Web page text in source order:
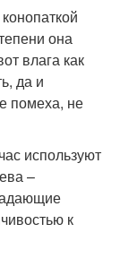
она
влага как
да и
помеха, не
используют
–
к